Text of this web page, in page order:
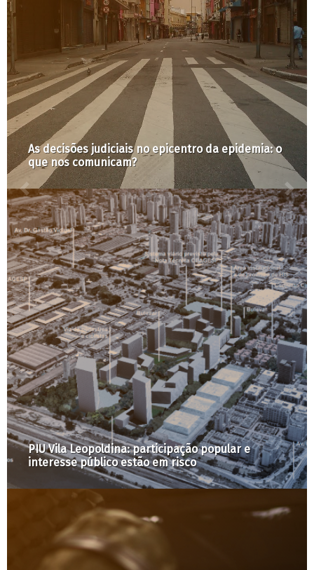
As decisões judiciais no epicentro da epidemia: o
que nos comunicam?
PIU Vila Leopoldina: participação popular e
interesse público estão em risco